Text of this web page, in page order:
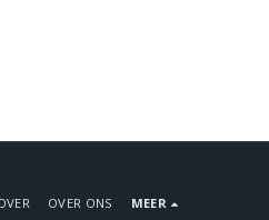
OVER ONS MEER